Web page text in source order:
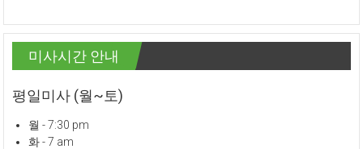
미사시간 안내
평일미사 (월~토)
월 - 7:30 pm
화 - 7 am